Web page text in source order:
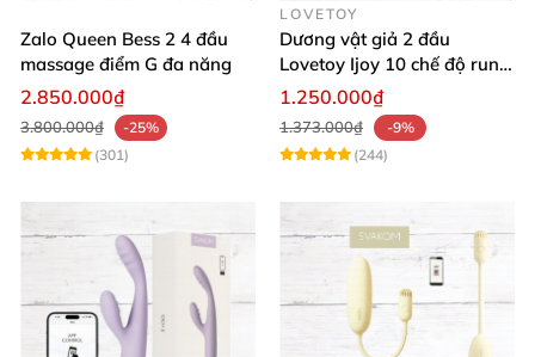
Zalo Queen Bess 2 4 đầu
massage điểm G đa năng
2.850.000₫
3.800.000₫
-25%
(301)
LOVETOY
Dương vật giả 2 đầu
Lovetoy Ijoy 10 chế độ rung
sạc tiện lợi mua ngay
1.250.000₫
1.373.000₫
-9%
(244)